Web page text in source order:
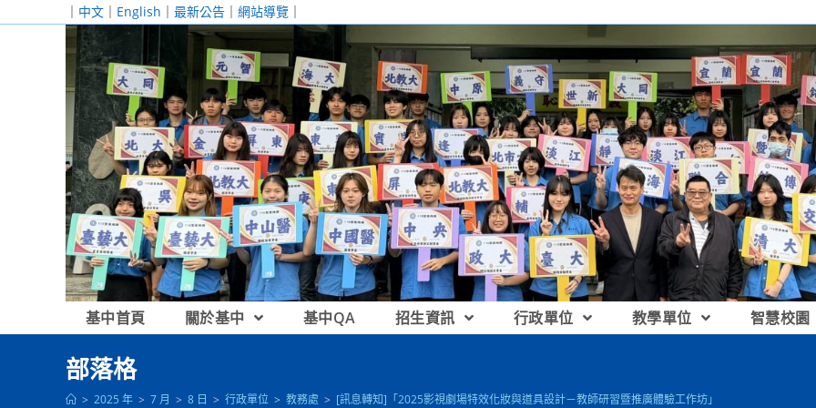
｜ 中文 ｜ English ｜ 最新公告 ｜ 網站導覽 ｜
基中首頁 關於基中 基中QA 招生資訊 行政單位 教學單位 智慧校園
部落格
> 2025 年 > 7 月 > 8 日 > 行政單位 > 教務處 > [訊息轉知]「2025影視劇場特效化妝與道具設計－教師研習暨推廣體驗工作坊」